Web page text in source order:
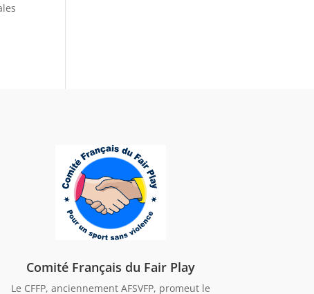
Comité Français du Fair Play
Le CFFP, anciennement AFSVFP, promeut le